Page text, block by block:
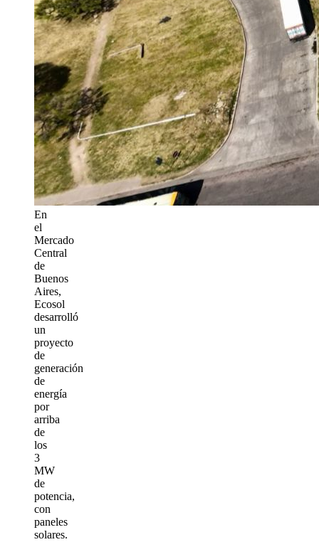
En
el
Mercado
Central
de
Buenos
Aires,
Ecosol
desarrolló
un
proyecto
de
generación
de
energía
por
arriba
de
los
3
MW
de
potencia,
con
paneles
solares.